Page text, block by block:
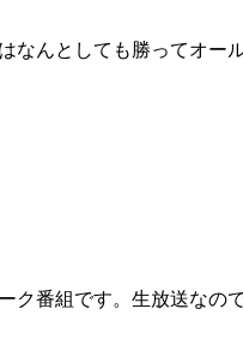
んとしても勝ってオー
番組です。生放送なの